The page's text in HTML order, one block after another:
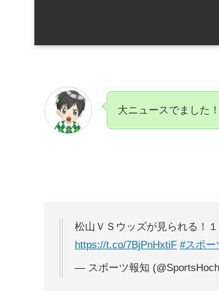
大ニュースでました！
松山ＶＳウッズが見られる！
https://t.co/7BjPnHxtiF #スポー
— スポーツ報知